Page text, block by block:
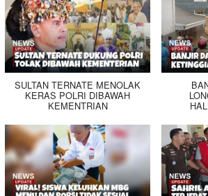
SULTAN TERNATE MENOLAK
KERAS POLRI DIBAWAH
KEMENTRIAN